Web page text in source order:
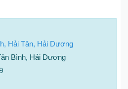
Hải Tân, Hải Dương
Bình, Hải Dương